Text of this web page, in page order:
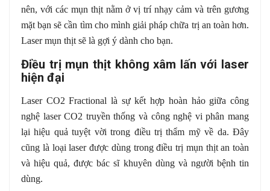
nên, với các mụn thịt nằm ở vị trí nhạy cảm và trên gương
mặt bạn sẽ cần tìm cho mình giải pháp chữa trị an toàn hơn.
Laser mụn thịt sẽ là gợi ý dành cho bạn.
Điều trị mụn thịt không xâm lấn với laser
hiện đại
Laser CO2 Fractional là sự kết hợp hoàn hảo giữa công
nghệ laser CO2 truyền thống và công nghệ vi phân mang
lại hiệu quả tuyệt vời trong điều trị thẩm mỹ về da. Đây
cũng là loại laser được dùng trong điều trị mụn thịt an toàn
và hiệu quả, được bác sĩ khuyên dùng và người bệnh tin
dùng.